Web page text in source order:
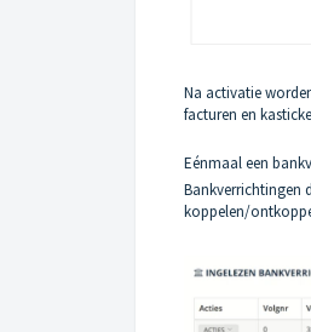
Na activatie
facturen en
Eénmaal een
Bankverrichtingen
koppelen/